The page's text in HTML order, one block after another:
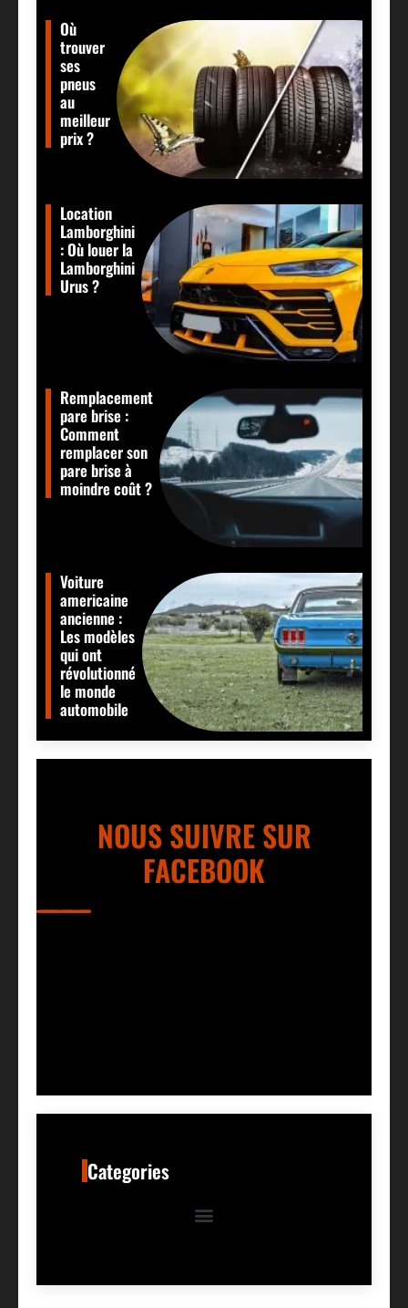
Où
trouver
ses
pneus
au
meilleur
prix ?
Location
Lamborghini
: Où louer la
Lamborghini
Urus ?
Remplacement
pare brise :
Comment
remplacer son
pare brise à
moindre coût ?
Voiture
americaine
ancienne :
Les modèles
qui ont
révolutionné
le monde
automobile
NOUS SUIVRE SUR
FACEBOOK
Categories